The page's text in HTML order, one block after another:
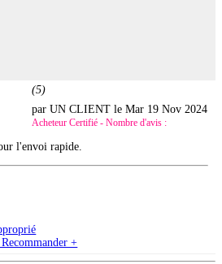
(5)
par UN CLIENT leMar 19 Nov 2024
Acheteur Certifié - Nombre d'avis :
l'envoi rapide.
+